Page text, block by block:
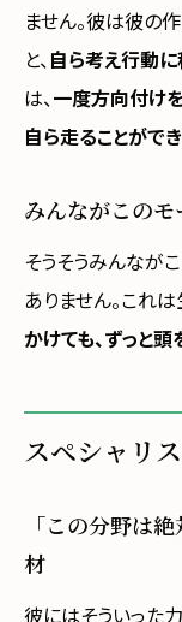
ません。彼は彼の
と、 自ら考え行動
は、一度方向付けを
自ら走ることがで
みんながこの
そうそうみんなが
ありません。これ
かけても、ずっと
スペシャリ
「この分野は
材
彼にはそういった